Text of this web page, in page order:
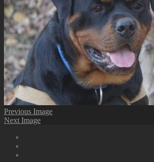
Previous Image
Next Image